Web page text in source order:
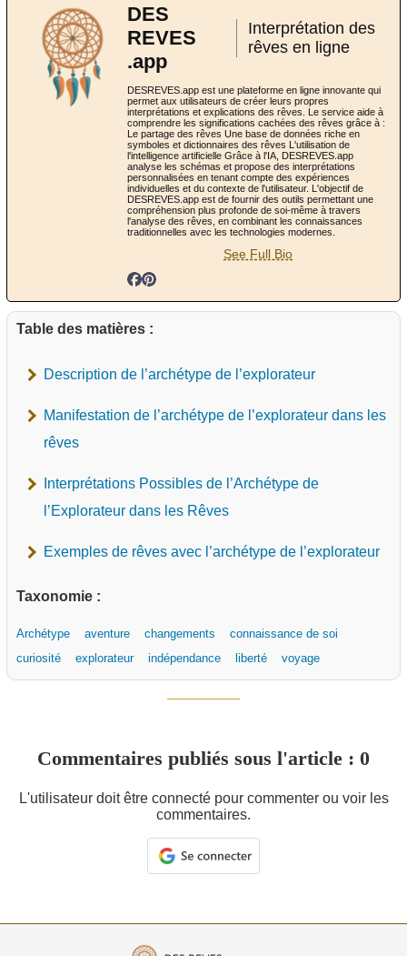
DES
REVES
.app
Interprétation des
rêves en ligne
DESREVES.app est une plateforme en ligne innovante qui
permet aux utilisateurs de créer leurs propres
interprétations et explications des rêves. Le service aide à
comprendre les significations cachées des rêves grâce à :
Le partage des rêves Une base de données riche en
symboles et dictionnaires des rêves L'utilisation de
l'intelligence artificielle Grâce à l'IA, DESREVES.app
analyse les schémas et propose des interprétations
personnalisées en tenant compte des expériences
individuelles et du contexte de l'utilisateur. L'objectif de
DESREVES.app est de fournir des outils permettant une
compréhension plus profonde de soi-même à travers
l'analyse des rêves, en combinant les connaissances
traditionnelles avec les technologies modernes.
See Full Bio
Table des matières :
Description de l’archétype de l’explorateur
Manifestation de l’archétype de l’explorateur dans les
rêves
Interprétations Possibles de l’Archétype de
l’Explorateur dans les Rêves
Exemples de rêves avec l’archétype de l’explorateur
Taxonomie :
Archétype aventure changements
connaissance de soi
curiosité
explorateur indépendance liberté voyage
Commentaires publiés sous l'article : 0
L'utilisateur doit être connecté pour commenter ou voir les
commentaires.